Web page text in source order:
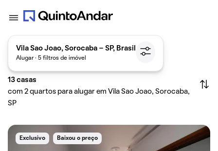
Vila Sao Joao, Sorocaba - SP, Brasil
Alugar · 5 filtros de imóvel
13 casas
com 2 quartos para alugar em Vila Sao Joao, Sorocaba,
SP
Exclusivo Baixou o preço